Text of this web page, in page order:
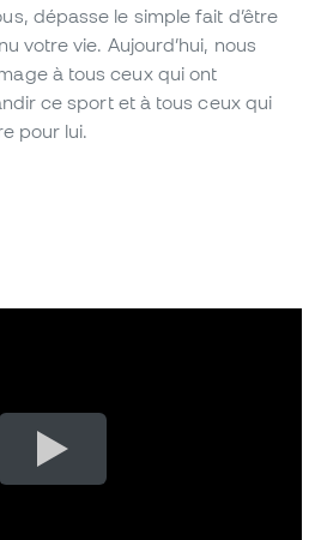
dépasse le simple fait d’être
votre vie. Aujourd’hui, nous
à tous ceux qui ont
ce sport et à tous ceux qui
pour lui.